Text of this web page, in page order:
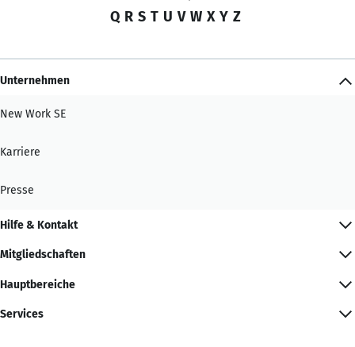
Q R S T U V W X Y Z
Unternehmen
New Work SE
Karriere
Presse
Hilfe & Kontakt
Mitgliedschaften
Hauptbereiche
Services